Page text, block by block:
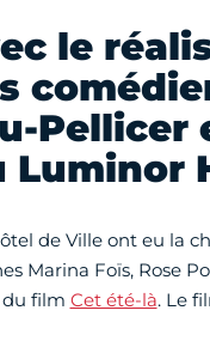
le
Luminor
de Ville ont eu la
Marina Foïs, Rose
film Cet été-là. Le